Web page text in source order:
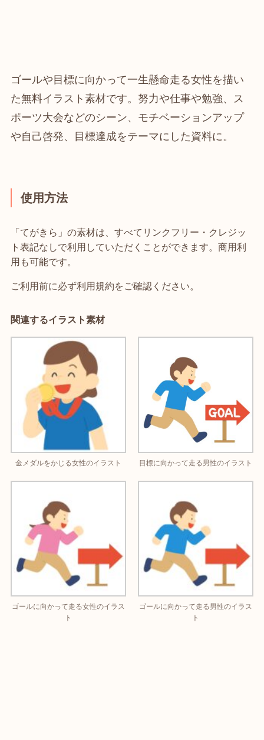
ゴールや目標に向かって一生懸命走る女性を描い
た無料イラスト素材です。努力や仕事や勉強、ス
ポーツ大会などのシーン、モチベーションアップ
や自己啓発、目標達成をテーマにした資料に。
使用方法
「てがきら」の素材は、すべてリンクフリー・クレジッ
ト表記なしで利用していただくことができます。商用利
用も可能です。
ご利用前に必ず利用規約をご確認ください。
関連するイラスト素材
金メダルをかじる女性のイラスト 目標に向かって走る男性のイラスト
ゴールに向かって走る女性のイラス
ト
ゴールに向かって走る男性のイラス
ト